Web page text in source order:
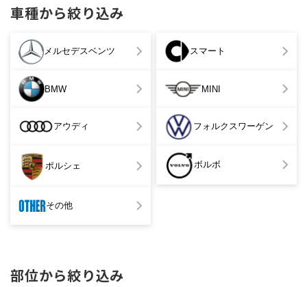
車種から絞り込み
メルセデスベンツ スマート
BMW MINI
アウディ フォルクスワーゲン
ポルシェ ボルボ
その他
部位から絞り込み